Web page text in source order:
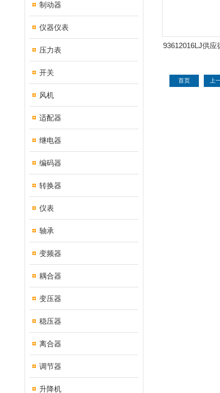
制动器
仪器仪表
压力表
开关
风机
适配器
继电器
编码器
转换器
仪表
轴承
变频器
耦合器
变压器
稳压器
离合器
调节器
升降机
93612016LJ供
首页 上